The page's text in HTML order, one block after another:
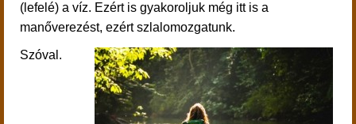
(lefelé) a víz. Ezért is gyakoroljuk még itt is a
manőverezést, ezért szlalomozgatunk.
Szóval.